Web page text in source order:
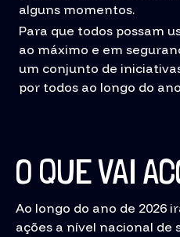
alguns momentos.
Para que todos possam
ao máximo e em
um conjunto de
por todos ao longo do
O QUE VAI
Ao longo do ano de 2026
ações a nível nacional de